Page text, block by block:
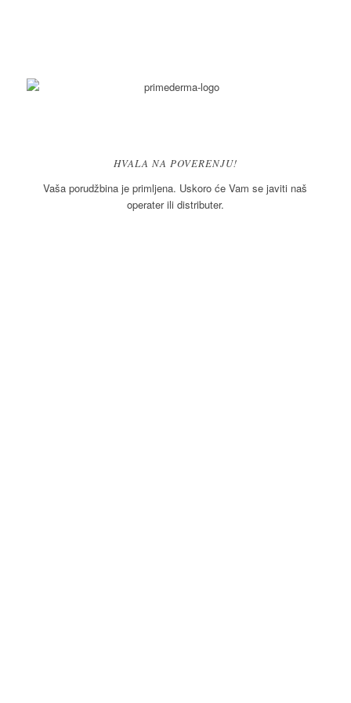
HVALA NA POVERENJU!
Vaša porudžbina je primljena. Uskoro će Vam se javiti naš
operater ili distributer.